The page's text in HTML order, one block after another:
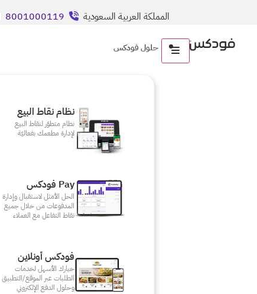
المملكة العربية السعودية 8001000119
حلول فودكس
نظام نقاط البيع
نظام متطوّر لنقاط البيع
لإدارة مطعمك بفعاليّة
Pay فودكس
الحل الأمثل لاستقبال وإدارة
المدفوعات من خلال جميع
نقاط التفاعل مع العملاء
فودكس أونلاين
خيارك الأسهل لخدمات
الطلبات عبر الموقع/التطبيق
وحلول الدفع الإلكتروني